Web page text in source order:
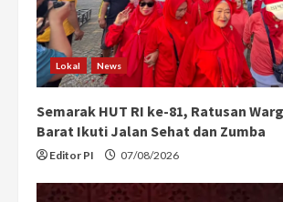
d
i
n
g
Lokal News
Semarak HUT RI ke-81, Ratusan
Barat Ikuti Jalan Sehat dan Zumba
Editor PI 07/08/2026